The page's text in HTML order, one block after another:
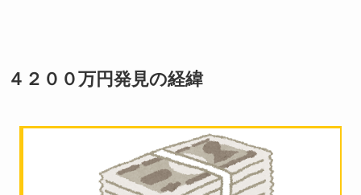
４２００万円発見の経緯